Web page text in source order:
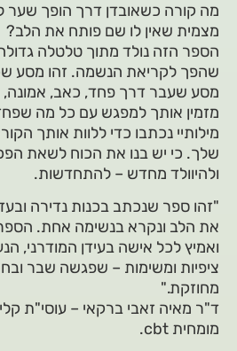
מה קורה כשאובדן דרך הופך שער
מצמית שאין לו שם פותח את הלב?
הספר הזה נולד מתוך טלטלה
שהפך לקריאת הנשמה. זהו מסע
מסע שעבר דרך פחד, כאב, אמונה,
מזמין אותך למפגש עם כל מה
מילותיי נכתבו כדי ללוות אותך
שלך. כי יש בנו את הכוח לשאת
ולהיוולד מחדש – להתחדשות.
"זהו ספר שנכתב בכנות נדירה
את הלב ונקרא בנשימה אחת.
ואמיץ לכל אישה בעידן המודרני,
ציפיות ומשימות – שפגשה שבר
מחוזקת."
ד"ר מאיה זאבי ברקאי – עוסי"ת
מומחית cbt.